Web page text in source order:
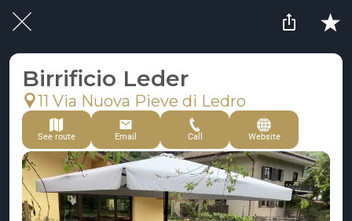
Birrificio Leder
11 Via Nuova Pieve di Ledro
See route Email Call Website